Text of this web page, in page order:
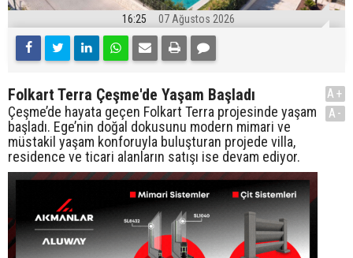
16:25 07 Ağustos 2026
Folkart Terra Çeşme'de Yaşam Başladı
Çeşme’de hayata geçen Folkart Terra projesinde yaşam
başladı. Ege’nin doğal dokusunu modern mimari ve
müstakil yaşam konforuyla buluşturan projede villa,
residence ve ticari alanların satışı ise devam ediyor.
A+
A-